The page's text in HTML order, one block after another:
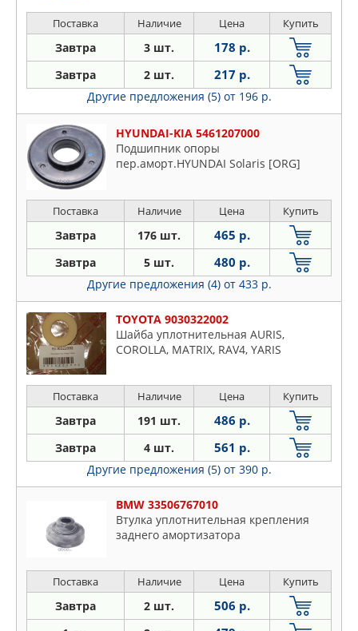
Поставка Наличие Цена Купить
Завтра 3 шт. 178 р.
Завтра 2 шт. 217 р.
Другие предложения (5) от 196 р.
HYUNDAI-KIA 5461207000
Подшипник опоры
пер.аморт.HYUNDAI Solaris [ORG]
Поставка Наличие Цена Купить
Завтра 176 шт. 465 р.
Завтра 5 шт. 480 р.
Другие предложения (4) от 433 р.
TOYOTA 9030322002
Шайба уплотнительная AURIS,
COROLLA, MATRIX, RAV4, YARIS
Поставка Наличие Цена Купить
Завтра 191 шт. 486 р.
Завтра 4 шт. 561 р.
Другие предложения (5) от 390 р.
BMW 33506767010
Втулка уплотнительная крепления
заднего амортизатора
Поставка Наличие Цена Купить
Завтра 2 шт. 506 р.